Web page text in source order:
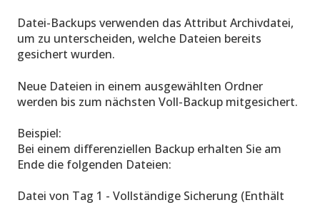
Datei-Backups verwenden das Attribut Archivdatei,
um zu unterscheiden, welche Dateien bereits
gesichert wurden.
Neue Dateien in einem ausgewählten Ordner
werden bis zum nächsten Voll-Backup mitgesichert.
Beispiel:
Bei einem differenziellen Backup erhalten Sie am
Ende die folgenden Dateien:
Datei von Tag 1 - Vollständige Sicherung (Enthält